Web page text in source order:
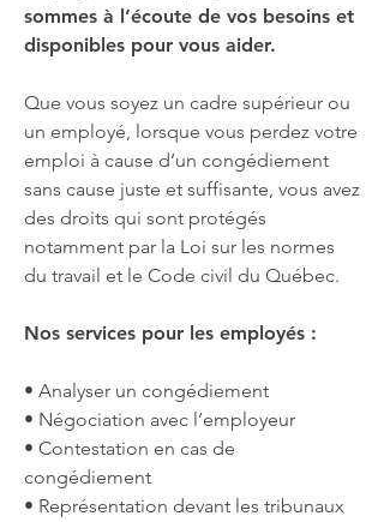
sommes à l’écoute de vos besoins et
disponibles pour vous aider.
Que vous soyez un cadre supérieur ou
un employé, lorsque vous perdez votre
emploi à cause d’un congédiement
sans cause juste et suffisante, vous avez
des droits qui sont protégés
notamment par la Loi sur les normes
du travail et le Code civil du Québec.
Nos services pour les employés :
• Analyser un congédiement
• Négociation avec l’employeur
• Contestation en cas de
congédiement
• Représentation devant les tribunaux